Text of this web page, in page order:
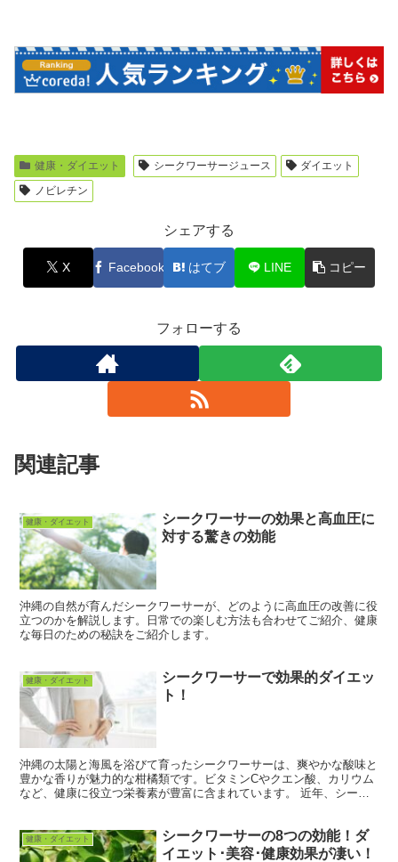
健康・ダイエット シークワーサージュース
ダイエット
ノビレチン
シェアする
X Facebook はてブ LINE コピー
フォローする
関連記事
健康・ダイエット
シークワーサーの効果と高血圧に
対する驚きの効能
沖縄の自然が育んだシークワーサーが、どのように高血圧の改善に役
立つのかを解説します。日常での楽しむ方法も合わせてご紹介、健康
な毎日のための秘訣をご紹介します。
健康・ダイエット
シークワーサーで効果的ダイエッ
ト！
沖縄の太陽と海風を浴びて育ったシークワーサーは、爽やかな酸味と
豊かな香りが魅力的な柑橘類です。ビタミンCやクエン酸、カリウム
など、健康に役立つ栄養素が豊富に含まれています。 近年、シーク
健康・ダイエット
シークワーサーの8つの効能！ダ
イエット･美容･健康効果が凄い！